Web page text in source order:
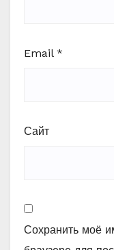
Email *
Сайт
Сохранить моё